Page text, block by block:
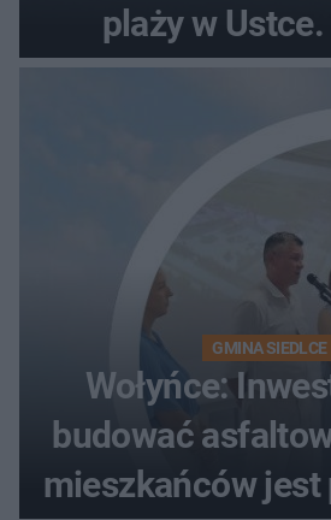
plaży w
musiała
GMINA SIEDLCE
Wołyńce:
budować
mieszkańców jest